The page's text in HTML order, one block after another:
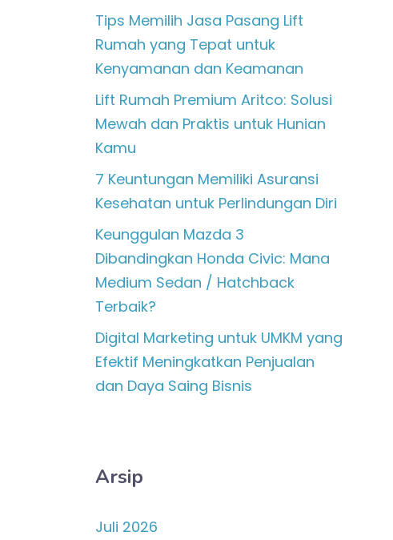
Tips Memilih Jasa Pasang Lift
Rumah yang Tepat untuk
Kenyamanan dan Keamanan
Lift Rumah Premium Aritco: Solusi
Mewah dan Praktis untuk Hunian
Kamu
7 Keuntungan Memiliki Asuransi
Kesehatan untuk Perlindungan Diri
Keunggulan Mazda 3
Dibandingkan Honda Civic: Mana
Medium Sedan / Hatchback
Terbaik?
Digital Marketing untuk UMKM yang
Efektif Meningkatkan Penjualan
dan Daya Saing Bisnis
Arsip
Juli 2026